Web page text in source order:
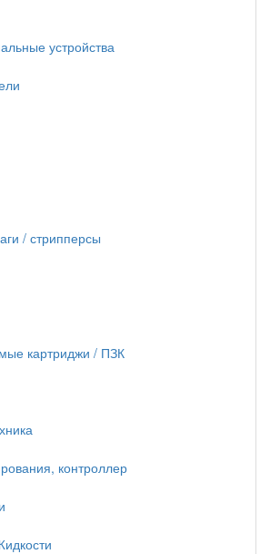
устройства
/ стрипперсы
картриджи / ПЗК
контроллер